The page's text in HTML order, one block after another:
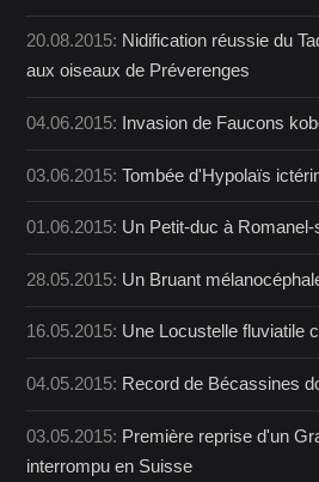
20.08.2015: Nidification réussie du
aux oiseaux de Préverenges
04.06.2015: Invasion de Faucons
03.06.2015:Tombée d'Hypolaïs
01.06.2015: Un Petit-duc à
28.05.2015: Un Bruant
16.05.2015: Une Locustelle fluviatile
04.05.2015: Record de Bécassines
03.05.2015: Première reprise d'un
interrompu en Suisse